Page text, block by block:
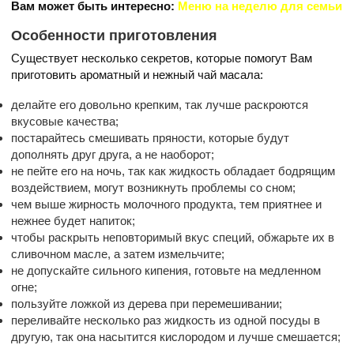
Вам может быть интересно: Меню на неделю для семьи
Особенности приготовления
Существует несколько секретов, которые помогут Вам
приготовить ароматный и нежный чай масала:
делайте его довольно крепким, так лучше раскроются
вкусовые качества;
постарайтесь смешивать пряности, которые будут
дополнять друг друга, а не наоборот;
не пейте его на ночь, так как жидкость обладает бодрящим
воздействием, могут возникнуть проблемы со сном;
чем выше жирность молочного продукта, тем приятнее и
нежнее будет напиток;
чтобы раскрыть неповторимый вкус специй, обжарьте их в
сливочном масле, а затем измельчите;
не допускайте сильного кипения, готовьте на медленном
огне;
пользуйте ложкой из дерева при перемешивании;
переливайте несколько раз жидкость из одной посуды в
другую, так она насытится кислородом и лучше смешается;